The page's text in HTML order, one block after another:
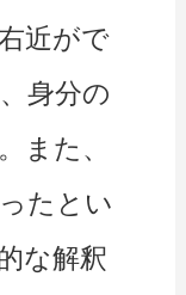
近がで
身分の
また、
たとい
な解釈